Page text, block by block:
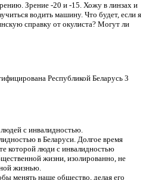
Зрение -20 и -15. Хожу в линзах и
водить машину. Что будет, если я
справку от окулиста? Могут ли
Республикой Беларусь 3
с инвалидностью.
в Беларуси. Долгое время
которой люди с инвалидностью
жизни, изолированно, не
жизнью.
менять наше общество, делая его